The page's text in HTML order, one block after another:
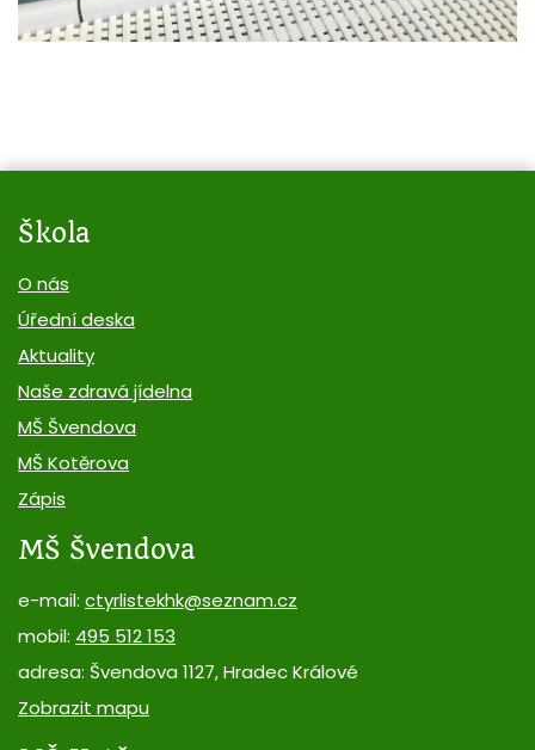
Škola
O nás
Úřední deska
Aktuality
Naše zdravá jídelna
MŠ Švendova
MŠ Kotěrova
Zápis
MŠ Švendova
e-mail: ctyrlistekhk@seznam.cz
mobil: 495 512 153
adresa: Švendova 1127, Hradec Králové
Zobrazit mapu